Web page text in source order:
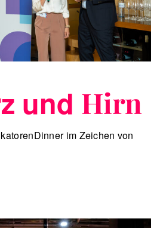
und Hirn
im Zeichen von